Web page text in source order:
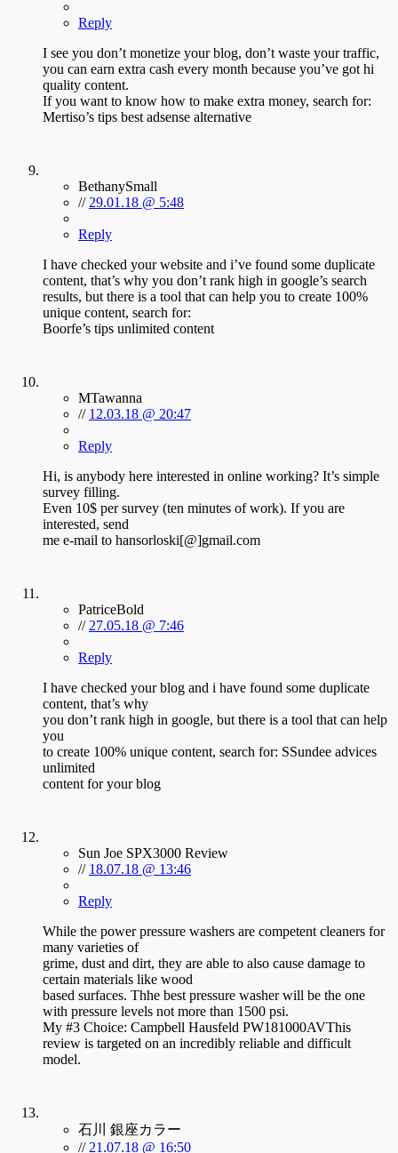
Reply
I see you don’t monetize your blog, don’t waste your traffic,
you can earn extra cash every month because you’ve got hi
quality content.
If you want to know how to make extra money, search for:
Mertiso’s tips best adsense alternative
BethanySmall
// 29.01.18 @ 5:48
Reply
I have checked your website and i’ve found some duplicate
content, that’s why you don’t rank high in google’s search
results, but there is a tool that can help you to create 100%
unique content, search for:
Boorfe’s tips unlimited content
MTawanna
// 12.03.18 @ 20:47
Reply
Hi, is anybody here interested in online working? It’s simple
survey filling.
Even 10$ per survey (ten minutes of work). If you are
interested, send
me e-mail to hansorloski[@]gmail.com
PatriceBold
// 27.05.18 @ 7:46
Reply
I have checked your blog and i have found some duplicate
content, that’s why
you don’t rank high in google, but there is a tool that can help
you
to create 100% unique content, search for: SSundee advices
unlimited
content for your blog
Sun Joe SPX3000 Review
// 18.07.18 @ 13:46
Reply
While the power pressure washers are competent cleaners for
many varieties of
grime, dust and dirt, they are able to also cause damage to
certain materials like wood
based surfaces. Thhe best pressure washer will be the one
with pressure levels not more than 1500 psi.
My #3 Choice: Campbell Hausfeld PW181000AVThis
review is targeted on an incredibly reliable and difficult
model.
石川 銀座カラー
// 21.07.18 @ 16:50